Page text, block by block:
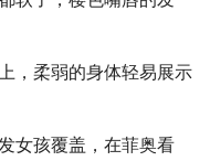
，柔弱的身体轻易展示
女孩覆盖，在菲奥看